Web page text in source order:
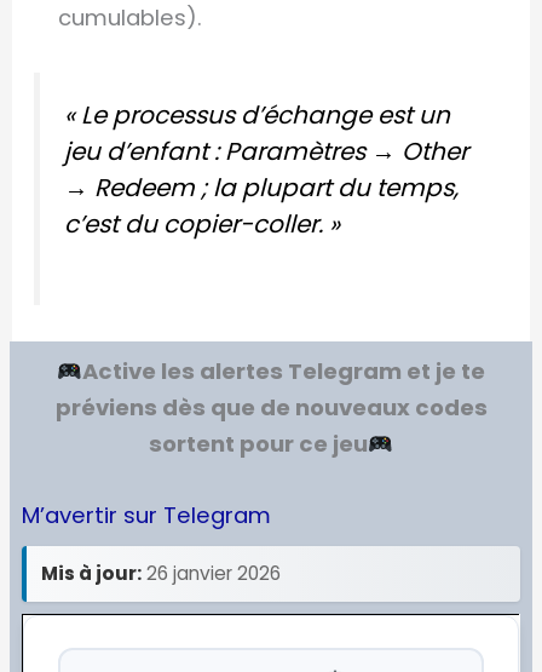
cumulables).
« Le processus d’échange est un
jeu d’enfant : Paramètres → Other
→ Redeem ; la plupart du temps,
c’est du copier-coller. »
Active les alertes Telegram et je te
préviens dès que de nouveaux codes
sortent pour ce jeu
M’avertir sur Telegram
Mis à jour:26 janvier 2026